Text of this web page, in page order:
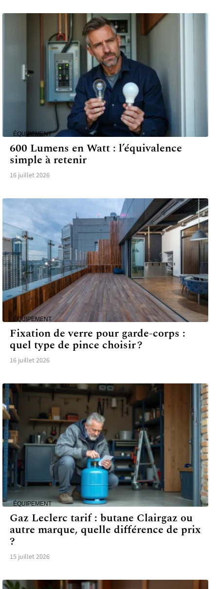
ÉQUIPEMENT
600 Lumens en Watt : l’équivalence
simple à retenir
16 juillet 2026
ÉQUIPEMENT
Fixation de verre pour garde-corps :
quel type de pince choisir ?
16 juillet 2026
ÉQUIPEMENT
Gaz Leclerc tarif : butane Clairgaz ou
autre marque, quelle différence de prix
?
15 juillet 2026